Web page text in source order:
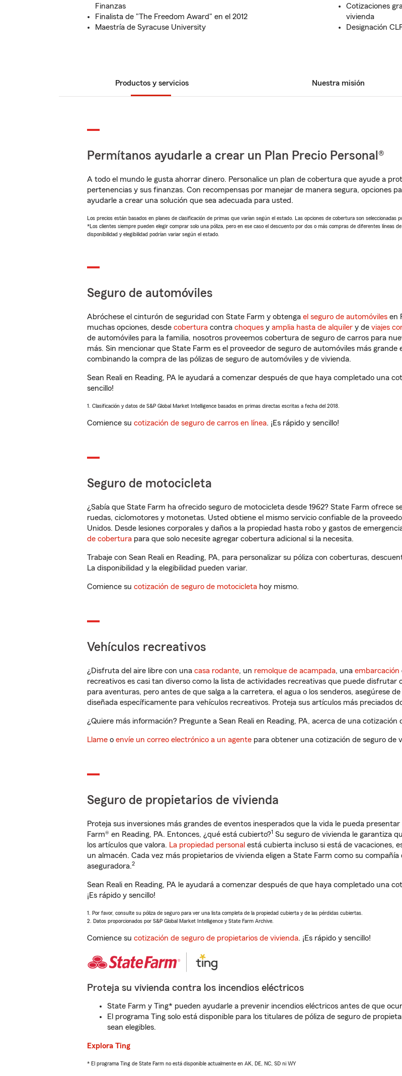
Finanzas
Finalista de "The Freedom Award" en el 2012
Maestría de Syracuse University
Cotizaciones
vivienda
Designación
Productos y servicios Nuestra misión
Permítanos ayudarle a crear un Plan Precio Personal®
A todo el mundo le gusta ahorrar dinero. Personalice un plan de cobertura que ayude a
pertenencias y sus finanzas. Con recompensas por manejar de manera segura, opciones
ayudarle a crear una solución que sea adecuada para usted.
Los precios están basados en planes de clasificación de primas que varían según el estado. Las opciones de cobertura son seleccionadas
*Los clientes siempre pueden elegir comprar solo una póliza, pero en ese caso el descuento por dos o más compras de diferentes líneas
disponibilidad y elegibilidad podrían variar según el estado.
Seguro de automóviles
Abróchese el cinturón de seguridad con State Farm y obtenga el seguro de automóviles en
muchas opciones, desde cobertura contra choques y amplia hasta de alquiler y de viajes
de automóviles para la familia, nosotros proveemos cobertura de seguro de carros para
más. Sin mencionar que State Farm es el proveedor de seguro de automóviles más grande
combinando la compra de las pólizas de seguro de automóviles y de vivienda.
Sean Reali en Reading, PA le ayudará a comenzar después de que haya completado una
sencillo!
1. Clasificación y datos de S&P Global Market Intelligence basados en primas directas escritas a fecha del 2018.
Comience su cotización de seguro de carros en línea. ¡Es rápido y sencillo!
Seguro de motocicleta
¿Sabía que State Farm ha ofrecido seguro de motocicleta desde 1962? State Farm ofrece
ruedas, ciclomotores y motonetas. Usted obtiene el mismo servicio confiable de la
Unidos. Desde lesiones corporales y daños a la propiedad hasta robo y gastos de
de cobertura para que solo necesite agregar cobertura adicional si la necesita.
Trabaje con Sean Reali en Reading, PA, para personalizar su póliza con coberturas,
La disponibilidad y la elegibilidad pueden variar.
Comience su cotización de seguro de motocicleta hoy mismo.
Vehículos recreativos
¿Disfruta del aire libre con una casa rodante, un remolque de acampada, una embarcación
recreativos es casi tan diverso como la lista de actividades recreativas que puede disfrutar
para aventuras, pero antes de que salga a la carretera, el agua o los senderos, asegúrese
diseñada específicamente para vehículos recreativos. Proteja sus artículos más preciados
¿Quiere más información? Pregunte a Sean Reali en Reading, PA, acerca de una cotización
Llame o envíe un correo electrónico a un agente para obtener una cotización de seguro de
Seguro de propietarios de vivienda
Proteja sus inversiones más grandes de eventos inesperados que la vida le pueda presentar
Farm® en Reading, PA. Entonces, ¿qué está cubierto?1 Su seguro de vivienda le garantiza
los artículos que valora. La propiedad personal está cubierta incluso si está de vacaciones,
un almacén. Cada vez más propietarios de vivienda eligen a State Farm como su
aseguradora.2
Sean Reali en Reading, PA le ayudará a comenzar después de que haya completado una
¡Es rápido y sencillo!
1. Por favor, consulte su póliza de seguro para ver una lista completa de la propiedad cubierta y de las pérdidas cubiertas.
2. Datos proporcionados por S&P Global Market Intelligence y State Farm Archive.
Comience su cotización de seguro de propietarios de vivienda. ¡Es rápido y sencillo!
Proteja su vivienda contra los incendios eléctricos
State Farm y Ting* pueden ayudarle a prevenir incendios eléctricos antes de que
El programa Ting solo está disponible para los titulares de póliza de seguro de
sean elegibles.
Explora Ting
* El programa Ting de State Farm no está disponible actualmente en AK, DE, NC, SD ni WY